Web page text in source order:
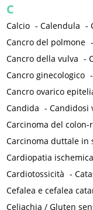
C
Calcio -Calendula -
Cancro del polmone
Cancro della vulva -
Cancro ginecologico
Cancro ovarico
Candida -Candidosi
Carcinoma del colon-
Carcinoma duttale in
Cardiopatia ischemica
Cardiotossicità -
Cefalea e cefalea
Celiachia / Gluten